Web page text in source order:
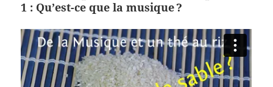
1 : Qu’est-ce que la musique ?